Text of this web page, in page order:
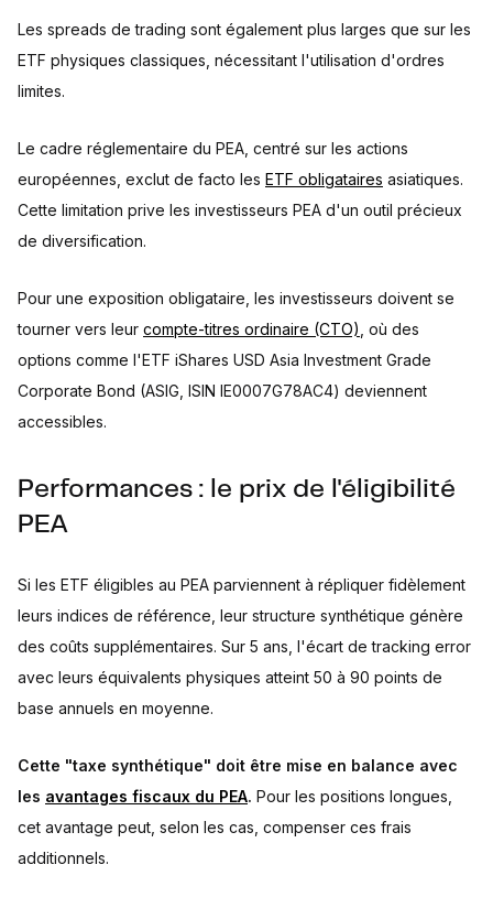
Les spreads de trading sont également plus larges que sur les
ETF physiques classiques, nécessitant l'utilisation d'ordres
limites.
Le cadre réglementaire du PEA, centré sur les actions
européennes, exclut de facto les ETF obligataires asiatiques.
Cette limitation prive les investisseurs PEA d'un outil précieux
de diversification.
Pour une exposition obligataire, les investisseurs doivent se
tourner vers leur compte-titres ordinaire (CTO) , où des
options comme l'ETF iShares USD Asia Investment Grade
Corporate Bond (ASIG, ISIN IE0007G78AC4) deviennent
accessibles.
Performances : le prix de l'éligibilité
PEA
Si les ETF éligibles au PEA parviennent à répliquer fidèlement
leurs indices de référence, leur structure synthétique génère
des coûts supplémentaires. Sur 5 ans, l'écart de tracking error
avec leurs équivalents physiques atteint 50 à 90 points de
base annuels en moyenne.
Cette "taxe synthétique" doit être mise en balance avec
les avantages fiscaux du PEA. Pour les positions longues,
cet avantage peut, selon les cas, compenser ces frais
additionnels.